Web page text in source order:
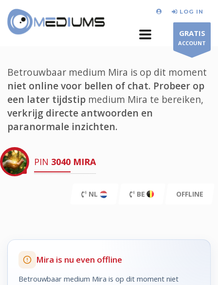
LOG IN
GRATIS
ACCOUNT
Betrouwbaar medium Mira is op dit moment
niet online voor bellen of chat. Probeer op
een later tijdstip medium Mira te bereiken,
verkrijg directe antwoorden en
paranormale inzichten.
PIN 3040 MIRA
NL BE OFFLINE
Mira is nu even offline
Betrouwbaar medium Mira is op dit moment niet